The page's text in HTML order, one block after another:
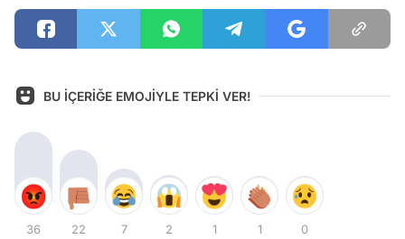
BU İÇERİĞE EMOJİYLE TEPKİ VER!
36 22 7 2 1 1 0